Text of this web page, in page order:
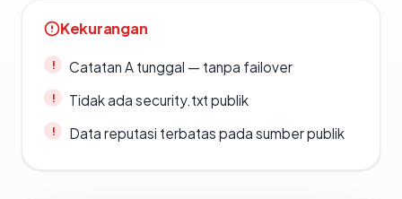
Kekurangan
Catatan A tunggal — tanpa failover
Tidak ada security.txt publik
Data reputasi terbatas pada sumber publik